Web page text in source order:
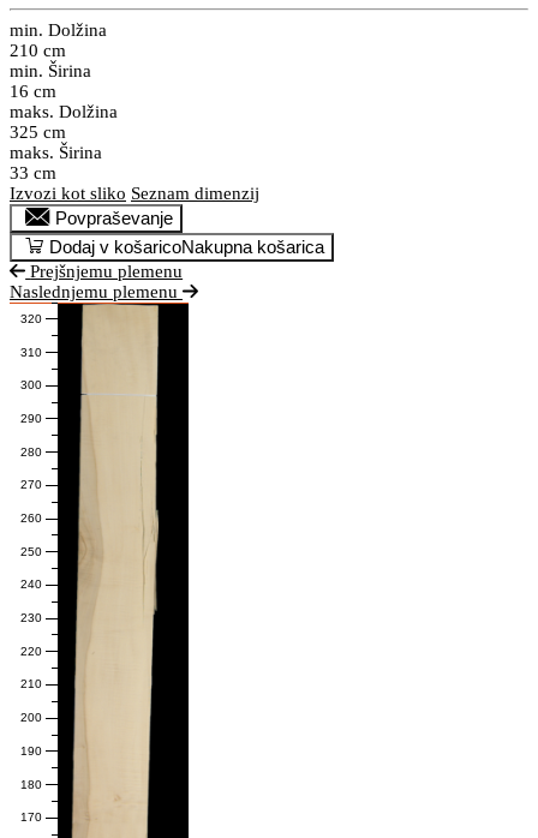
min. Dolžina
210 cm
min. Širina
16 cm
maks. Dolžina
325 cm
maks. Širina
33 cm
Izvozi kot sliko Seznam dimenzij
Povpraševanje
Dodaj v košaricoNakupna košarica
Prejšnjemu plemenu
Naslednjemu plemenu
170
180
190
200
210
220
230
240
250
260
270
280
290
300
310
320